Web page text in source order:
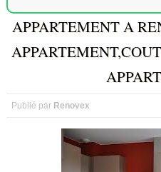
APPARTEMENT A
Publié par Renovex